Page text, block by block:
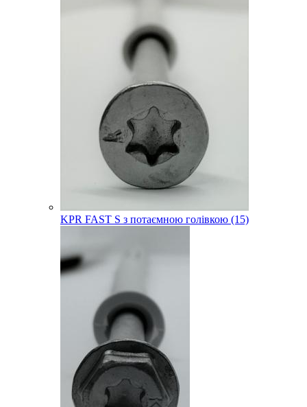
KPR FAST S з потаємною голівкою (15)